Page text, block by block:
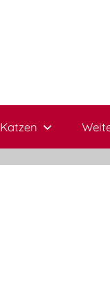
Katzen